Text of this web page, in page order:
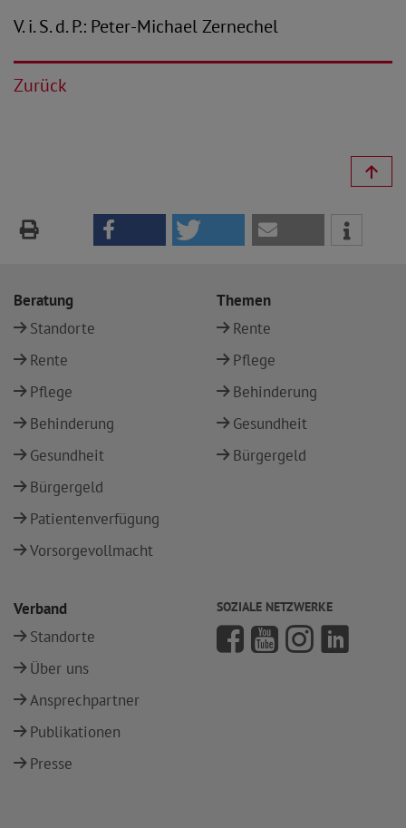
V. i. S. d. P.: Peter-Michael Zernechel
Zurück
Beratung
Standorte
Rente
Pflege
Behinderung
Gesundheit
Bürgergeld
Patientenverfügung
Vorsorgevollmacht
Themen
Rente
Pflege
Behinderung
Gesundheit
Bürgergeld
Verband
Standorte
Über uns
Ansprechpartner
Publikationen
Presse
SOZIALE NETZWERKE